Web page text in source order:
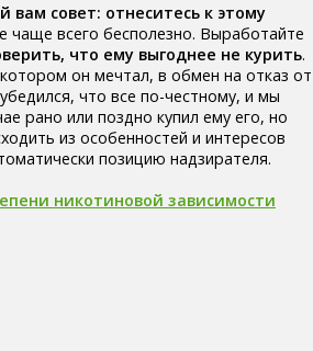
вам совет: отнеситесь к этому
чаще всего бесполезно. Выработайте
что ему выгоднее не курить.
он мечтал, в обмен на отказ от
что все по-честному, и мы
рано или поздно купил ему его, но
из особенностей и интересов
позицию надзирателя.
никотиновой зависимости